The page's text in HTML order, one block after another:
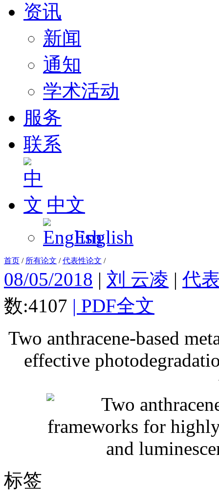
资讯
新闻
通知
学术活动
服务
联系
中文
English
首页 / 所有论文 /代表性论文 /
08/05/2018 | 刘 云凌 | 代
数:4107 | PDF全文
Two anthracene-based
effective
标签